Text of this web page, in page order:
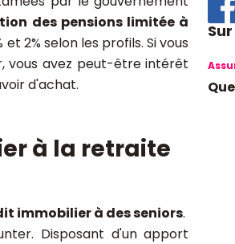
des pensions limitée à
2% selon les profils. Si vous
vous avez peut-être intérêt
d'achat.
à la retraite
immobilier à des seniors.
Disposant d'un apport